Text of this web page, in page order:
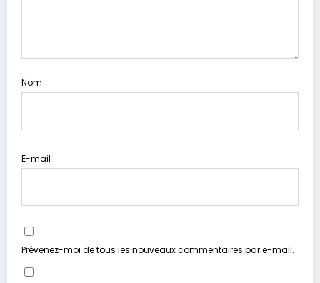
Nom
E-mail
Prévenez-moi de tous les nouveaux commentaires par e-mail.